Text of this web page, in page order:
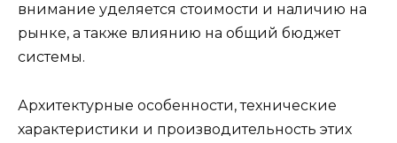
внимание уделяется стоимости и наличию на
рынке, а также влиянию на общий бюджет
системы.
Архитектурные особенности, технические
характеристики и производительность этих